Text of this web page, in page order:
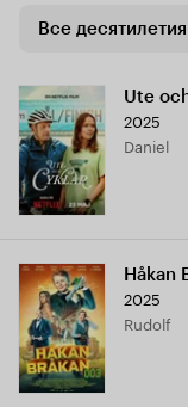
Все десятилетия
Ute
2025
Daniel
Håkan
2025
Rudolf